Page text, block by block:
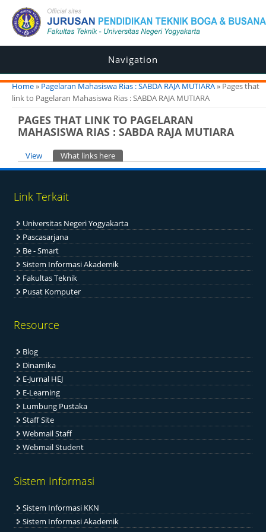
Navigation
You are here
Home»Pagelaran Mahasiswa Rias : SABDA RAJA MUTIARA» Pages that
link to Pagelaran Mahasiswa Rias : SABDA RAJA MUTIARA
PAGES THAT LINK TO PAGELARAN
MAHASISWA RIAS : SABDA RAJA MUTIARA
Primary tabs
View What links here
Link Terkait
Universitas Negeri Yogyakarta
Pascasarjana
Be - Smart
Sistem Informasi Akademik
Fakultas Teknik
Pusat Komputer
Resource
Blog
Dinamika
E-Jurnal HEJ
E-Learning
Lumbung Pustaka
Staff Site
Webmail Staff
Webmail Student
Sistem Informasi
Sistem Informasi KKN
Sistem Informasi Akademik